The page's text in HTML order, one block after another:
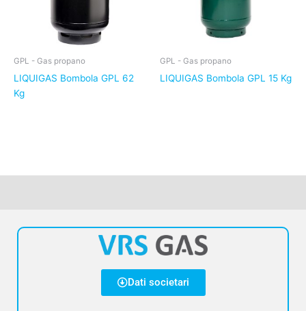
GPL - Gas propano
LIQUIGAS Bombola GPL 62
Kg
GPL - Gas propano
LIQUIGAS Bombola GPL 15 Kg
Dati societari